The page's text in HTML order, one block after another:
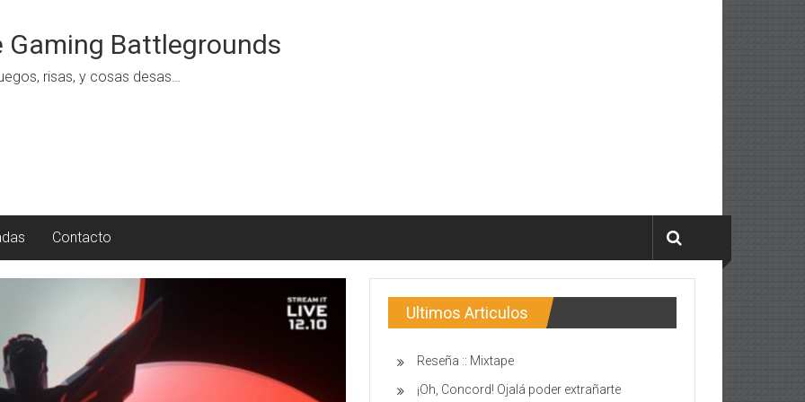
Gaming Battlegrounds
risas, y cosas desas…
Contacto
Ultimos Articulos
Reseña :: Mixtape
¡Oh, Concord! Ojalá poder extrañarte